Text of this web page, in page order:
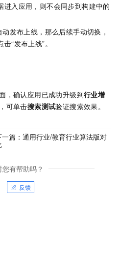
进入应用，则不会同步到构建中的
发布上线，那么后续手动切换，
击“发布上线”。
，确认应用已成功升级到行业增
可单击搜索测试验证搜索效果。
篇： 通用行业/教育行业算法版对
有帮助吗？
反馈